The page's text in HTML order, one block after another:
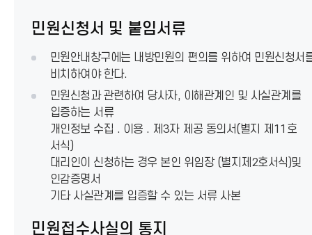
민원신청서 및 붙임서류
민원안내창구에는 내방민원의 편의를 위하여 민원신청서
비치하여야 한다.
민원신청과 관련하여 당사자, 이해관계인 및 사실관계를
입증하는 서류
개인정보 수집 . 이용 . 제3자 제공 동의서(별지 제11호
서식)
대리인이 신청하는 경우 본인 위임장 (별지제2호서식)및
인감증명서
기타 사실관계를 입증할 수 있는 서류 사본
민원접수사실의 통지